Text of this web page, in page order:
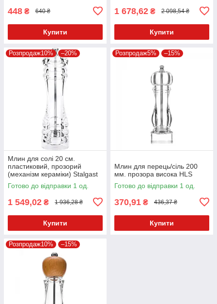
448 ₴ 640 ₴
Купити
1 678,62 ₴ 2 098,54 ₴
Купити
Розпродаж10% –20%
Млин для солі 20 см.
пластиковий, прозорий
(механізм кераміки) Stalgast
Готово до відправки 1 од.
1 549,02 ₴ 1 936,28 ₴
Купити
Розпродаж5% –15%
Млин для перець/сіль 200
мм. прозора висока HLS
Готово до відправки 1 од.
370,91 ₴ 436,37 ₴
Купити
Розпродаж10% –15%